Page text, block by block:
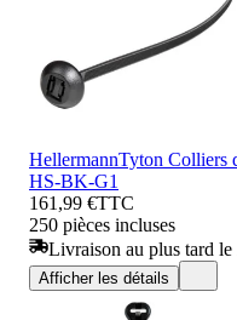
HellermannTyton
HS-BK-G1
161,99 €TTC
250 pièces incluses
Livraison au plus tard
Afficher les détails